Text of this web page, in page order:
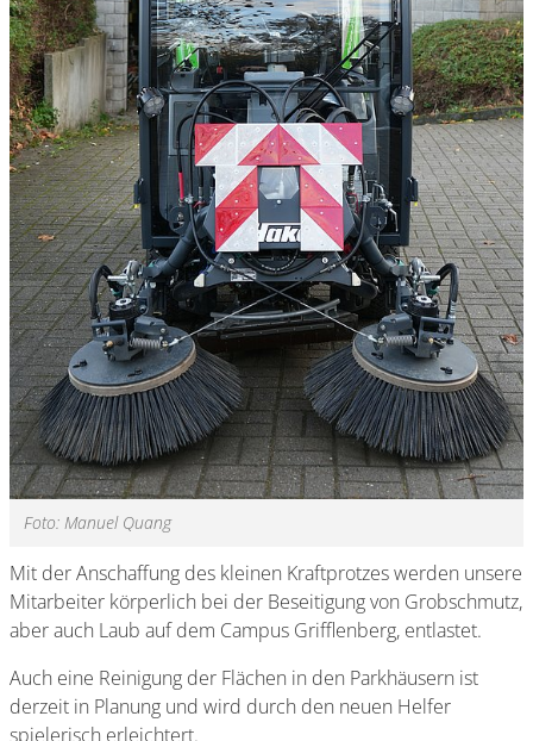
Foto: Manuel Quang
Mit der Anschaffung des kleinen Kraftprotzes werden unsere
Mitarbeiter körperlich bei der Beseitigung von Grobschmutz,
aber auch Laub auf dem Campus Grifflenberg, entlastet.
Auch eine Reinigung der Flächen in den Parkhäusern ist
derzeit in Planung und wird durch den neuen Helfer
spielerisch erleichtert.